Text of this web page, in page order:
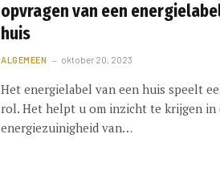
opvragen van een
huis
ALGEMEEN oktober 20, 2023
Het energielabel van een huis speelt
rol. Het helpt u om inzicht te krijgen in
energiezuinigheid van…